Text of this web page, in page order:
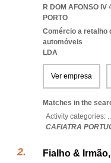
R DOM AFONSO IV
PORTO
Comércio a retalho
automóveis
LDA
Ver empresa
Matches in the
Activity categories:
CAFIATRA
Fialho &